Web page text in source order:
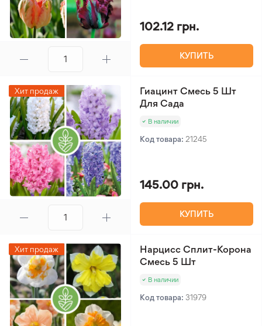
102.12 грн.
КУПИТЬ
Хит продаж
Гиацинт Смесь 5 Шт
Для Сада
В наличии
Код товара: 21245
145.00 грн.
КУПИТЬ
Хит продаж
Нарцисс Сплит-Корона
Смесь 5 Шт
В наличии
Код товара: 31979